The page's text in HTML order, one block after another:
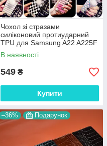
Чохол зі стразами
силіконовий протиударний
TPU для Samsung A22 A225F
"WALL STAR"
В наявності
549 ₴
Купити
–36% Подарунок